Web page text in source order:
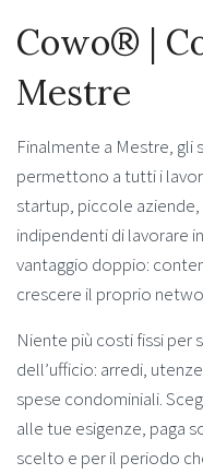
Cowo® |
Mestre
Finalmente a Mestre, gli
permettono a tutti i
startup, piccole
indipendenti di lavorare
vantaggio doppio:
crescere il proprio
Niente più costi fissi per
dell’ufficio: arredi,
spese condominiali.
alle tue esigenze, paga
scelto e per il periodo